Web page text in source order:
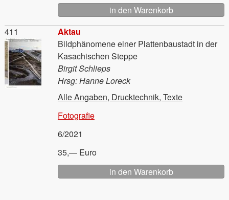
Aktau
Bildphänomene einer Plattenbaustadt in der
Kasachischen Steppe
Material
411
Birgit Schlieps
Hrsg: Hanne Loreck
Alle Angaben, Drucktechnik, Texte
Fotografie
6/2021
35,— Euro